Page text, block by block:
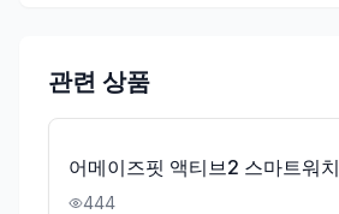
관련 상품
어메이즈핏 액티브2 스마트워치
444